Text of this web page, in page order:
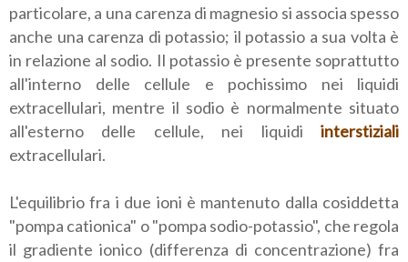
particolare, a una carenza di magnesio si associa spesso
anche una carenza di potassio; il potassio a sua volta è
in relazione al sodio. Il potassio è presente soprattutto
all'interno delle cellule e pochissimo nei liquidi
extracellulari, mentre il sodio è normalmente situato
all'esterno delle cellule, nei liquidi interstiziali
extracellulari.
L'equilibrio fra i due ioni è mantenuto dalla cosiddetta
"pompa cationica" o "pompa sodio-potassio", che regola
il gradiente ionico (differenza di concentrazione) fra